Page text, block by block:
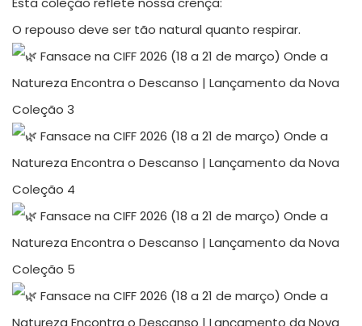
O repouso deve ser tão natural quanto respirar.